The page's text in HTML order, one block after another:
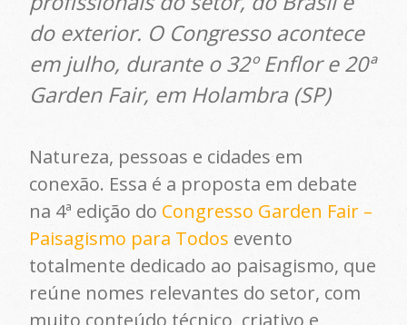
do exterior. O Congresso acontece
em julho, durante o 32º Enflor e 20ª
Garden Fair, em Holambra (SP)
Natureza, pessoas e cidades em
conexão. Essa é a proposta em debate
na 4ª edição do Congresso Garden Fair –
Paisagismo para Todos evento
totalmente dedicado ao paisagismo, que
reúne nomes relevantes do setor, com
muito conteúdo técnico, criativo e